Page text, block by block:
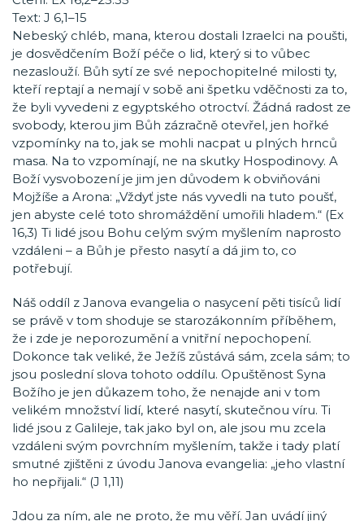
Text: J 6,1–15
Nebeský chléb, mana, kterou dostali Izraelci na poušti,
je dosvědčením Boží péče o lid, který si to vůbec
nezaslouží. Bůh sytí ze své nepochopitelné milosti ty,
kteří reptají a nemají v sobě ani špetku vděčnosti za to,
že byli vyvedeni z egyptského otroctví. Žádná radost ze
svobody, kterou jim Bůh zázračně otevřel, jen hořké
vzpomínky na to, jak se mohli nacpat u plných hrnců
masa. Na to vzpomínají, ne na skutky Hospodinovy. A
Boží vysvobození je jim jen důvodem k obviňováni
Mojžíše a Arona: „Vždyť jste nás vyvedli na tuto poušť,
jen abyste celé toto shromáždění umořili hladem.“ (Ex
16,3) Ti lidé jsou Bohu celým svým myšlením naprosto
vzdáleni – a Bůh je přesto nasytí a dá jim to, co
potřebují.
Náš oddíl z Janova evangelia o nasycení pěti tisíců lidí
se právě v tom shoduje se starozákonním příběhem,
že i zde je neporozumění a vnitřní nepochopení.
Dokonce tak veliké, že Ježíš zůstává sám, zcela sám; to
jsou poslední slova tohoto oddílu. Opuštěnost Syna
Božího je jen důkazem toho, že nenajde ani v tom
velikém množství lidí, které nasytí, skutečnou víru. Ti
lidé jsou z Galileje, tak jako byl on, ale jsou mu zcela
vzdáleni svým povrchním myšlením, takže i tady platí
smutné zjištěni z úvodu Janova evangelia: „jeho vlastní
ho nepřijali.“ (J 1,11)
Jdou za ním, ale ne proto, že mu věří. Jan uvádí jiný